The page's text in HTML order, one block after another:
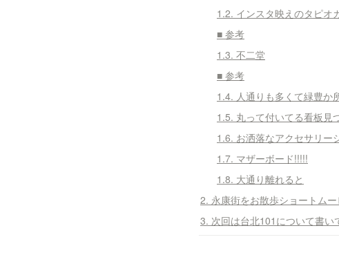
1.2. インスタ映えのタピオ
■ 参考
1.3. 不二堂
■ 参考
1.4. 人通りも多くて緑豊か
1.5. 丸って付いてる看板見
1.6. お洒落なアクセサリー
1.7. マザーボード!!!!!
1.8. 大通り離れると
2. 永康街をお散歩ショートムー
3. 次回は台北101について書い